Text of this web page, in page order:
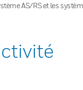
AS/RS et les